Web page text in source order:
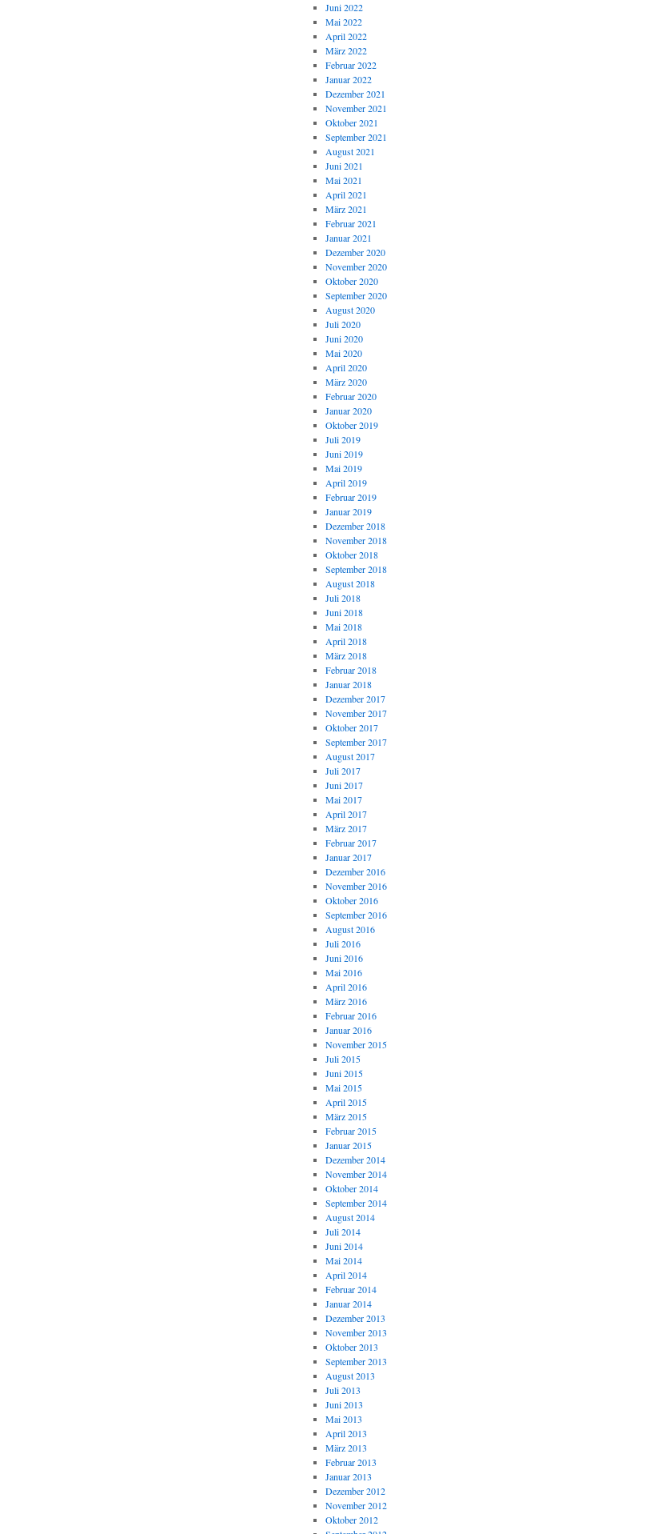
Juni 2022
Mai 2022
April 2022
März 2022
Februar 2022
Januar 2022
Dezember 2021
November 2021
Oktober 2021
September 2021
August 2021
Juni 2021
Mai 2021
April 2021
März 2021
Februar 2021
Januar 2021
Dezember 2020
November 2020
Oktober 2020
September 2020
August 2020
Juli 2020
Juni 2020
Mai 2020
April 2020
März 2020
Februar 2020
Januar 2020
Oktober 2019
Juli 2019
Juni 2019
Mai 2019
April 2019
Februar 2019
Januar 2019
Dezember 2018
November 2018
Oktober 2018
September 2018
August 2018
Juli 2018
Juni 2018
Mai 2018
April 2018
März 2018
Februar 2018
Januar 2018
Dezember 2017
November 2017
Oktober 2017
September 2017
August 2017
Juli 2017
Juni 2017
Mai 2017
April 2017
März 2017
Februar 2017
Januar 2017
Dezember 2016
November 2016
Oktober 2016
September 2016
August 2016
Juli 2016
Juni 2016
Mai 2016
April 2016
März 2016
Februar 2016
Januar 2016
November 2015
Juli 2015
Juni 2015
Mai 2015
April 2015
März 2015
Februar 2015
Januar 2015
Dezember 2014
November 2014
Oktober 2014
September 2014
August 2014
Juli 2014
Juni 2014
Mai 2014
April 2014
Februar 2014
Januar 2014
Dezember 2013
November 2013
Oktober 2013
September 2013
August 2013
Juli 2013
Juni 2013
Mai 2013
April 2013
März 2013
Februar 2013
Januar 2013
Dezember 2012
November 2012
Oktober 2012